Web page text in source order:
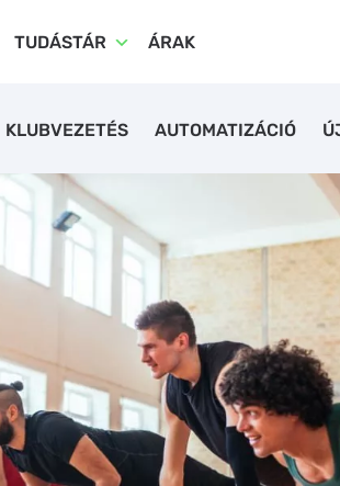
TUDÁSTÁR ÁRAK
KLUBVEZETÉS AUTOMATIZÁCIÓ